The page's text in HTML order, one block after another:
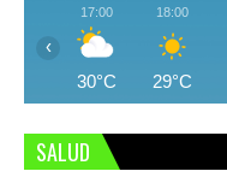
17:00
30°C
18:00
29°C
‹
SALUD